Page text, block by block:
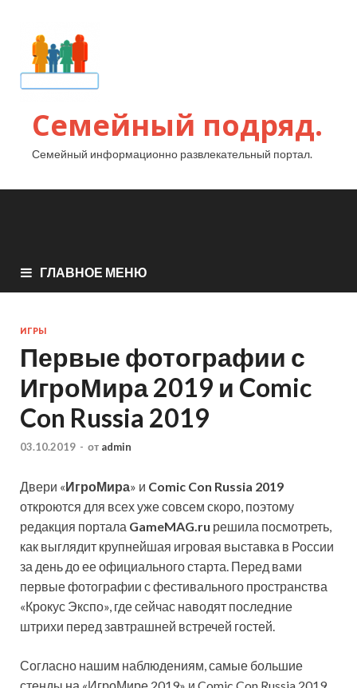
Семейный подряд.
Семейный информационно развлекательный портал.
ГЛАВНОЕ МЕНЮ
ИГРЫ
Первые фотографии с
ИгроМира 2019 и Comic
Con Russia 2019
03.10.2019 - от admin
Двери «ИгроМира» и Comic Con Russia 2019
откроются для всех уже совсем скоро, поэтому
редакция портала GameMAG.ru решила посмотреть,
как выглядит крупнейшая игровая выставка в России
за день до ее официального старта. Перед вами
первые фотографии с фестивального пространства
«Крокус Экспо», где сейчас наводят последние
штрихи перед завтрашней встречей гостей.
Согласно нашим наблюдениям, самые большие